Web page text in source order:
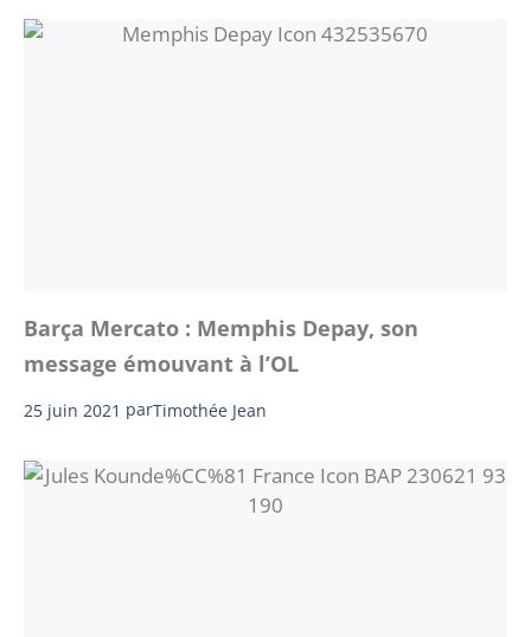
Barça Mercato : Memphis Depay, son
message émouvant à l’OL
25 juin 2021 parTimothée Jean